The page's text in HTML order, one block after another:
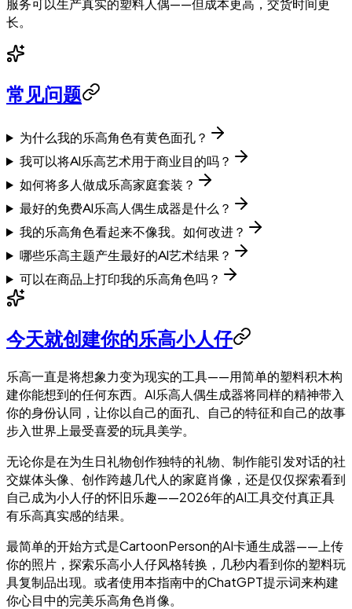
服务可以生产真实的塑料人偶——但成本更高，交货时间更
长。
常见问题
为什么我的乐高角色有黄色面孔？
我可以将AI乐高艺术用于商业目的吗？
如何将多人做成乐高家庭套装？
最好的免费AI乐高人偶生成器是什么？
我的乐高角色看起来不像我。如何改进？
哪些乐高主题产生最好的AI艺术结果？
可以在商品上打印我的乐高角色吗？
今天就创建你的乐高小人仔
乐高一直是将想象力变为现实的工具——用简单的塑料积木构
建你能想到的任何东西。AI乐高人偶生成器将同样的精神带入
你的身份认同，让你以自己的面孔、自己的特征和自己的故事
步入世界上最受喜爱的玩具美学。
无论你是在为生日礼物创作独特的礼物、制作能引发对话的社
交媒体头像、创作跨越几代人的家庭肖像，还是仅仅探索看到
自己成为小人仔的怀旧乐趣——2026年的AI工具交付真正具
有乐高真实感的结果。
最简单的开始方式是CartoonPerson的AI卡通生成器——上传
你的照片，探索乐高小人仔风格转换，几秒内看到你的塑料玩
具复制品出现。或者使用本指南中的ChatGPT提示词来构建
你心目中的完美乐高角色肖像。